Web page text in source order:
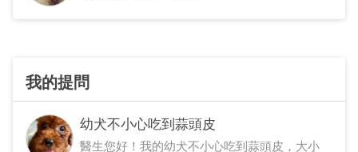
我的提問
幼犬不小心吃到蒜頭皮
醫生您好！我的幼犬不小心吃到蒜頭皮，大小